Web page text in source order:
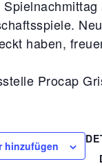
haben,
Procap
hinzufügen